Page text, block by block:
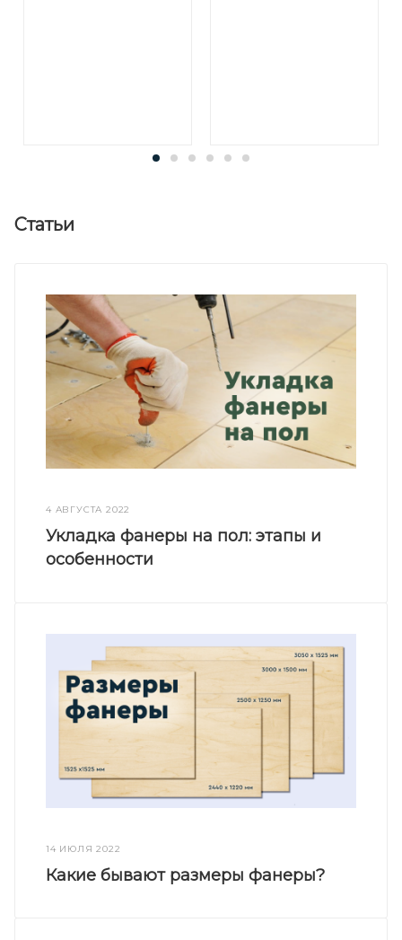
Статьи
4 АВГУСТА 2022
Укладка фанеры на пол: этапы и
особенности
14 ИЮЛЯ 2022
Какие бывают размеры фанеры?